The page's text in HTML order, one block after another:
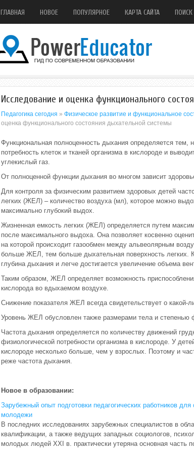
ГЛАВНАЯ НОВОЕ ПОПУЛЯРНОЕ КАРТА САЙТА ПОИСК
Исследование и оценка функционального
Педагогика сегодня » Физическое развитие и функциональное
оценка функционального состояния дыхательной системы
Функциональная полноценность дыхания определяется тем,
потребность клеток и тканей организма в кислороде и
углекислый газ.
От полноценной функции дыхания во многом зависит
Для контроля за физическим развитием здоровых детей
легких (ЖЕЛ) – количество воздуха (мл), которое можно
максимально глубокий выдох.
Жизненная емкость легких (ЖЕЛ) определяется путем
после максимального выдоха. Она позволяет косвенно
на которой происходит газообмен между альвеолярным
больше ЖЕЛ, тем больше дыхательная поверхность
глубина дыхания и легче достигается увеличение объема
Таким образом, ЖЕЛ определяет возможность
кислорода во вдыхаемом воздухе.
Снижение показателя ЖЕЛ всегда свидетельствует о какой-
Уровень ЖЕЛ обусловлен также размерами тела и степенью
Частота дыхания определяется по количеству движений
физиологической потребности организма в кислороде. У
кислороде несколько больше, чем у взрослых. Поэтому и
реже частота дыхания.
Новое в образовании:
Зарубежный опыт подготовки педагогических работников
молодежи
В последних исследованиях зарубежных специалистов в
квалификации, а также ведущих западных социологов,
молодых людей ХХI в. практически утеряна основная часть